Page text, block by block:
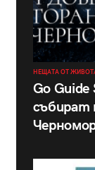
НЕЩАТА ОТ
Go Guide
събират